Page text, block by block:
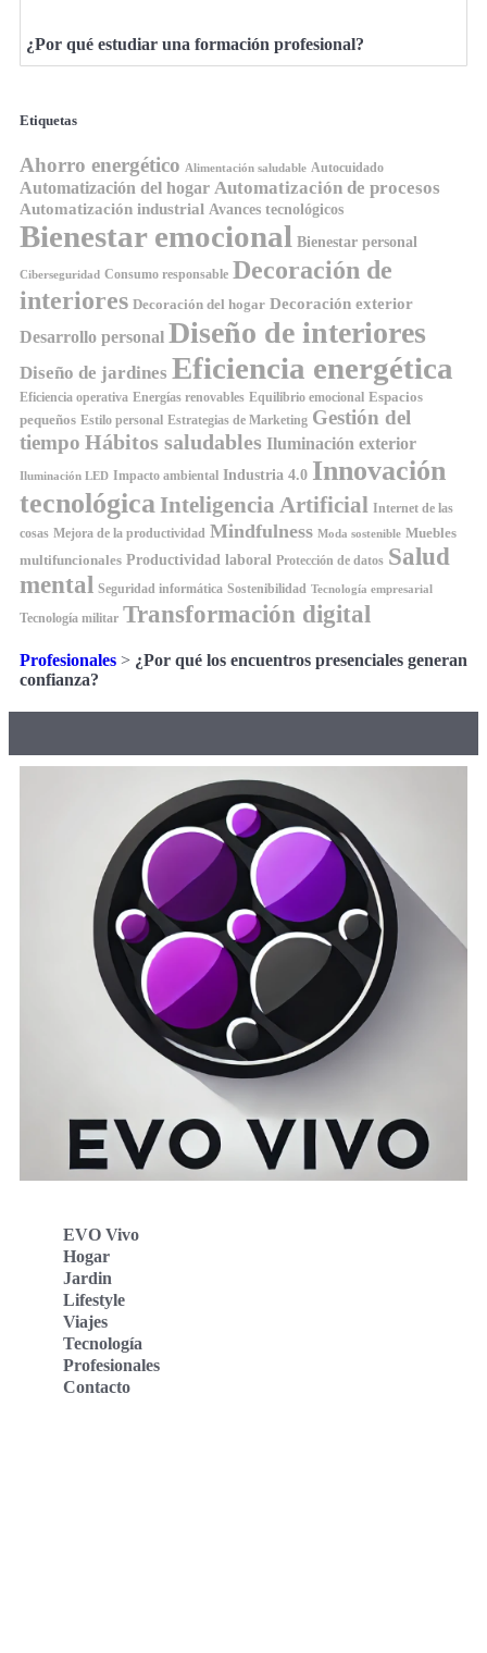
¿Por qué estudiar una formación profesional?
Etiquetas
Ahorro energético Alimentación saludable Autocuidado
Automatización del hogar Automatización de procesos
Automatización industrial Avances tecnológicos
Bienestar emocional Bienestar personal
Ciberseguridad Consumo responsable Decoración de
interiores Decoración del hogar Decoración exterior
Desarrollo personal Diseño de interiores
Diseño de jardines Eficiencia energética
Eficiencia operativa Energías renovables Equilibrio emocional Espacios
pequeños Estilo personal Estrategias de Marketing Gestión del
tiempo Hábitos saludables Iluminación exterior
Iluminación LED Impacto ambiental Industria 4.0 Innovación
tecnológica Inteligencia Artificial Internet de las
cosas Mejora de la productividad Mindfulness Moda sostenible Muebles
multifuncionales Productividad laboral Protección de datos Salud
mental Seguridad informática Sostenibilidad Tecnología empresarial
Tecnología militar Transformación digital
Profesionales > ¿Por qué los encuentros presenciales generan
confianza?
EVO Vivo
Hogar
Jardin
Lifestyle
Viajes
Tecnología
Profesionales
Contacto